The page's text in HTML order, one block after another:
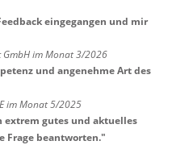
eingegangen und mir
GmbH im Monat 3/2026
und angenehme Art des
im Monat 5/2025
extrem gutes und aktuelles
Frage beantworten."